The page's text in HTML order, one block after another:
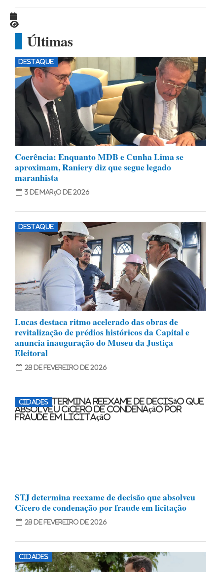
Últimas
DESTAQUE
Coerência: Enquanto MDB e Cunha Lima se
aproximam, Raniery diz que segue legado
maranhista
3 de março de 2026
DESTAQUE
Lucas destaca ritmo acelerado das obras de
revitalização de prédios históricos da Capital e
anuncia inauguração do Museu da Justiça
Eleitoral
28 de fevereiro de 2026
CIDADES
STJ determina reexame de decisão que absolveu
Cícero de condenação por fraude em licitação
28 de fevereiro de 2026
CIDADES